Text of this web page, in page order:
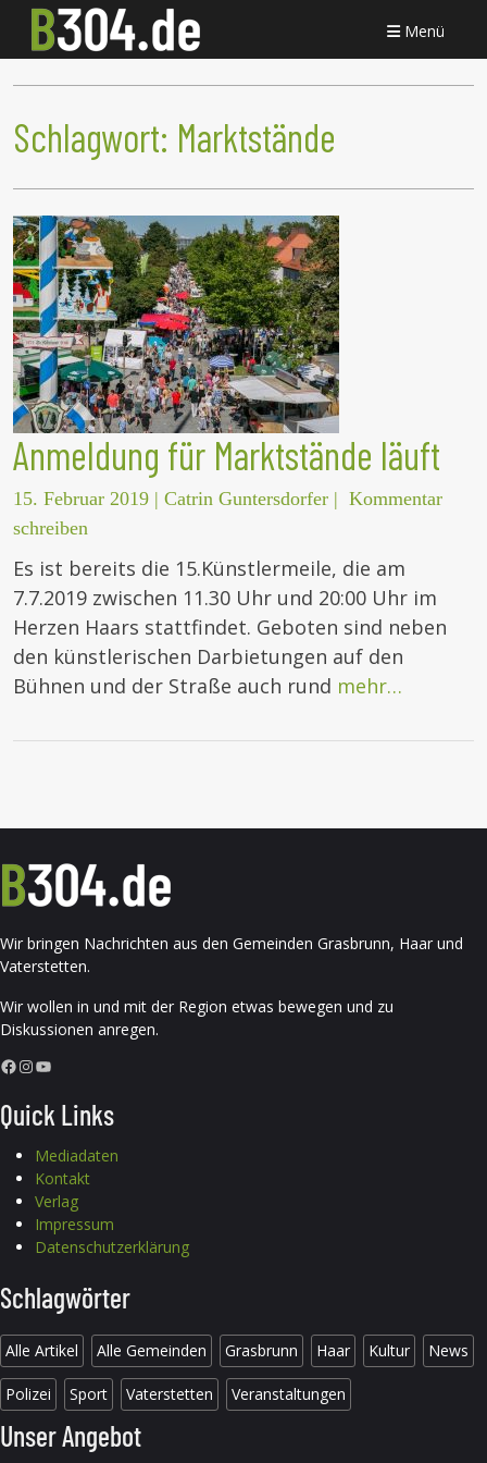
Menü
Schlagwort: Marktstände
Anmeldung für Marktstände läuft
15. Februar 2019 | Catrin Guntersdorfer | Kommentar
schreiben
Es ist bereits die 15.Künstlermeile, die am
7.7.2019 zwischen 11.30 Uhr und 20:00 Uhr im
Herzen Haars stattfindet. Geboten sind neben
den künstlerischen Darbietungen auf den
Bühnen und der Straße auch rund mehr…
Wir bringen Nachrichten aus den Gemeinden Grasbrunn, Haar und
Vaterstetten.
Wir wollen in und mit der Region etwas bewegen und zu
Diskussionen anregen.
Facebook InstagramYouTube
Quick Links
Mediadaten
Kontakt
Verlag
Impressum
Datenschutzerklärung
Schlagwörter
Alle Artikel Alle Gemeinden Grasbrunn Haar Kultur News
Polizei Sport Vaterstetten Veranstaltungen
Unser Angebot